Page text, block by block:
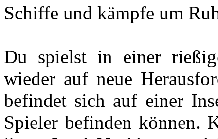
Schiffe und kämpfe um
Du spielst in einer
wieder auf neue
befindet sich auf einer
Spieler befinden können.